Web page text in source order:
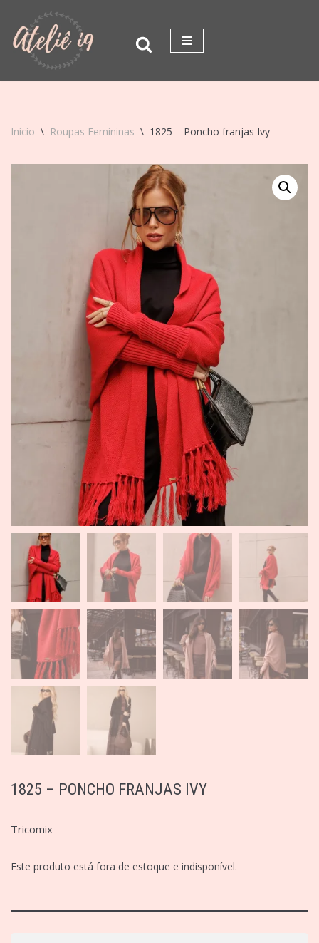
Pular
para
Início \ Roupas Femininas \ 1825 – Poncho franjas Ivy
1825 – PONCHO FRANJAS IVY
Tricomix
Este produto está fora de estoque e indisponível.